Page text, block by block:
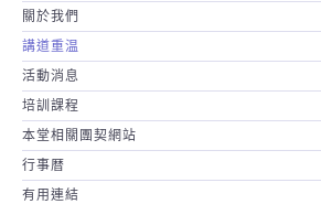
關於我們
講道重温
活動消息
培訓課程
本堂相關團契網站
行事暦
有用連結